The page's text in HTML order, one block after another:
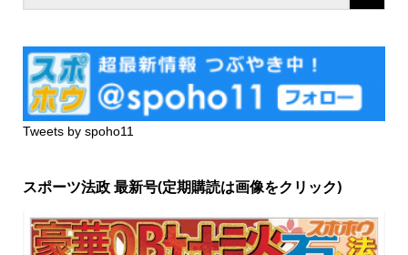
Tweets by spoho11
スポーツ法政 最新号(定期購読は画像をクリック)